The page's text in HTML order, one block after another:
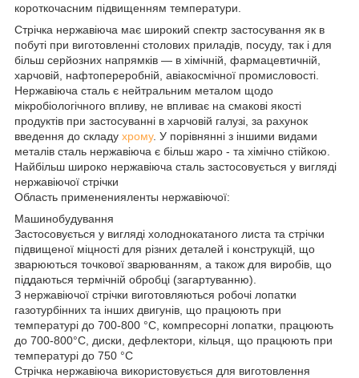
короткочасним підвищенням температури.
Стрічка нержавіюча має широкий спектр застосування як в
побуті при виготовленні столових приладів, посуду, так і для
більш серйозних напрямків — в хімічній, фармацевтичній,
харчовій, нафтопереробній, авіакосмічної промисловості.
Нержавіюча сталь є нейтральним металом щодо
мікробіологічного впливу, не впливає на смакові якості
продуктів при застосуванні в харчовій галузі, за рахунок
введення до складу хрому. У порівнянні з іншими видами
металів сталь нержавіюча є більш жаро - та хімічно стійкою.
Найбільш широко нержавіюча сталь застосовується у вигляді
нержавіючої стрічки
Область примененияленты нержавіючої:
Машинобудування
Застосовується у вигляді холоднокатаного листа та стрічки
підвищеної міцності для різних деталей і конструкцій, що
зварюються точкової зварюванням, а також для виробів, що
піддаються термічній обробці (загартуванню).
З нержавіючої стрічки виготовляються робочі лопатки
газотурбінних та інших двигунів, що працюють при
температурі до 700-800 °С, компресорні лопатки, працюють
до 700-800°С, диски, дефлектори, кільця, що працюють при
температурі до 750 °С
Стрічка нержавіюча використовується для виготовлення